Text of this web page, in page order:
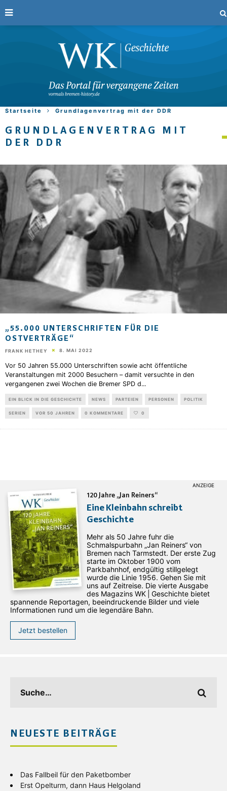
Startseite Grundlagenvertrag mit der DDR
GRUNDLAGENVERTRAG MIT
DER DDR
„55.000 UNTERSCHRIFTEN FÜR DIE
OSTVERTRÄGE“
FRANK HETHEY 8. MAI 2022
Vor 50 Jahren 55.000 Unterschriften sowie acht öffentliche
Veranstaltungen mit 2000 Besuchern – damit versuchte in den
vergangenen zwei Wochen die Bremer SPD d...
EIN BLICK IN DIE GESCHICHTE NEWS PARTEIEN PERSONEN POLITIK
SERIEN VOR 50 JAHREN 0 KOMMENTARE 0
120 Jahre „Jan Reiners“
Eine Kleinbahn schreibt
Geschichte
Mehr als 50 Jahre fuhr die
Schmalspurbahn „Jan ­Reiners“ von
Bremen nach Tarmstedt. Der erste Zug
starte im Oktober 1900 vom
Parkbahnhof, endgültig stillgelegt
wurde die Linie 1956. Gehen Sie mit
uns auf Zeitreise. Die vierte Ausgabe
des ­Magazins WK | Geschichte bietet
spannende Reportagen, beeindruckende Bilder und viele
Informationen rund um die legendäre Bahn.
Jetzt bestellen
NEUESTE BEITRÄGE
Das Fallbeil für den Paketbomber
Erst Opelturm, dann Haus Helgoland